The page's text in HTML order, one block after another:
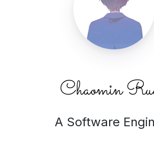
Chaomin
A Software